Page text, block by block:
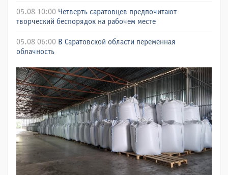
05.08 10:00 Четверть саратовцев предпочитают
творческий беспорядок на рабочем месте
05.08 06:00 В Саратовской области переменная
облачность